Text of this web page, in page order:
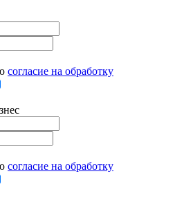
согласие на обработку
согласие на обработку